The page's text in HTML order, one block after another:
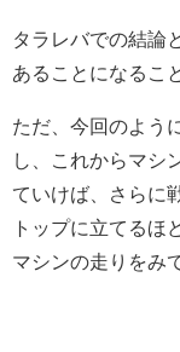
タラレバでの結論
あることになるこ
ただ、今回のよう
し、これからマシ
ていけば、さらに
トップに立てるほ
マシンの走りをみ